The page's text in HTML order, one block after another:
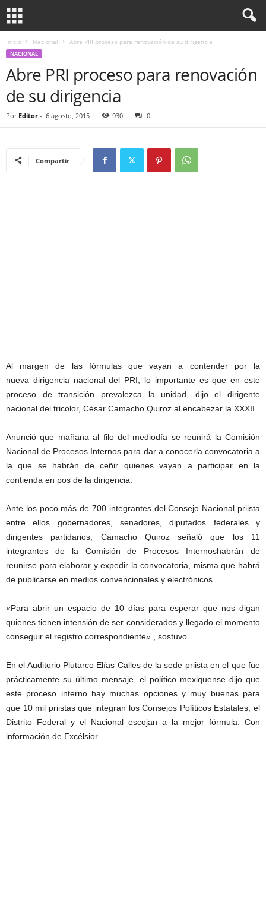
Inicio Nacional Abre PRI proceso para renovación de su dirigencia
NACIONAL
Abre PRI proceso para renovación
de su dirigencia
Por Editor - 6 agosto, 2015 930 0
Compartir
Al margen de las fórmulas que vayan a contender por la
nueva dirigencia nacional del PRI, lo importante es que en este
proceso de transición prevalezca la unidad, dijo el dirigente
nacional del tricolor, César Camacho Quiroz al encabezar la XXXII.
Anunció que mañana al filo del mediodía se reunirá la Comisión
Nacional de Procesos Internos para dar a conocerla convocatoria a
la que se habrán de ceñir quienes vayan a participar en la
contienda en pos de la dirigencia.
Ante los poco más de 700 integrantes del Consejo Nacional priista
entre ellos gobernadores, senadores, diputados federales y
dirigentes partidarios, Camacho Quiroz señaló que los 11
integrantes de la Comisión de Procesos Internoshabrán de
reunirse para elaborar y expedir la convocatoria, misma que habrá
de publicarse en medios convencionales y electrónicos.
«Para abrir un espacio de 10 días para esperar que nos digan
quienes tienen intensión de ser considerados y llegado el momento
conseguir el registro correspondiente» , sostuvo.
En el Auditorio Plutarco Elías Calles de la sede priista en el que fue
prácticamente su último mensaje, el político mexiquense dijo que
este proceso interno hay muchas opciones y muy buenas para
que 10 mil priistas que integran los Consejos Políticos Estatales, el
Distrito Federal y el Nacional escojan a la mejor fórmula. Con
información de Excélsior